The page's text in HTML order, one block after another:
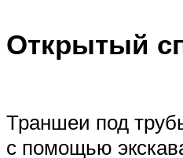
Открытый
Траншеи под
с помощью